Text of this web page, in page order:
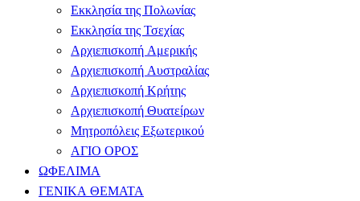
Εκκλησία της Πολωνίας
Εκκλησία της Τσεχίας
Αρχιεπισκοπή Αμερικής
Αρχιεπισκοπή Αυστραλίας
Αρχιεπισκοπή Κρήτης
Αρχιεπισκοπή Θυατείρων
Μητροπόλεις Εξωτερικού
ΑΓΙΟ ΟΡΟΣ
ΩΦΕΛΙΜΑ
ΓΕΝΙΚΑ ΘΕΜΑΤΑ